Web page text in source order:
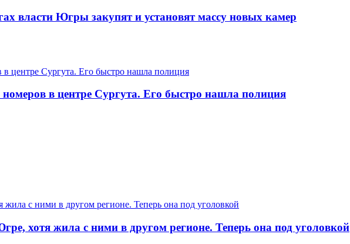
власти Югры закупят и установят массу новых камер
в центре Сургута. Его быстро нашла полиция
хотя жила с ними в другом регионе. Теперь она под уголовкой